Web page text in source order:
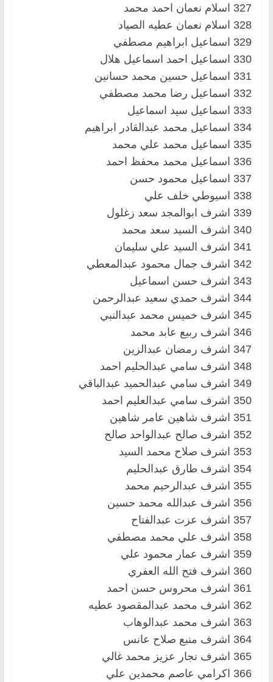
327 اسلام نعمان احمد محمد
328 اسلام نعمان عطيه الصياد
329 اسماعيل ابراهيم مصطفي
330 اسماعيل احمد اسماعيل هلال
331 اسماعيل حسين محمد حسانين
332 اسماعيل رضا محمد مصطفي
333 اسماعيل سيد اسماعيل
334 اسماعيل محمد عبدالقادر ابراهيم
335 اسماعيل محمد علي محمد
336 اسماعيل محمد محفظ احمد
337 اسماعيل محمود حسن
338 اسيوطي خلف علي
339 اشرف ابوالمجد سعد زغلول
340 اشرف السيد سعد محمد
341 اشرف السيد علي سليمان
342 اشرف جمال محمود عبدالمعطي
343 اشرف حسن اسماعيل
344 اشرف حمدي سعيد عبدالرحمن
345 اشرف خميس محمد عبدالنبي
346 اشرف ربيع عابد محمد
347 اشرف رمضان عبدالزين
348 اشرف سامي عبدالحليم احمد
349 اشرف سامي عبدالحميد عبدالباقي
350 اشرف سامي عبدالعليم احمد
351 اشرف شاهين عامر شاهين
352 اشرف صالح عبدالواحد صالح
353 اشرف صلاح محمد السيد
354 اشرف طارق عبدالحليم
355 اشرف عبدالرحيم محمد
356 اشرف عبدالله محمد حسين
357 اشرف عزت عبدالفتاح
358 اشرف علي محمد مصطفي
359 اشرف عمار محمود علي
360 اشرف فتح الله العفري
361 اشرف محروس حسن احمد
362 اشرف محمد عبدالمقصود عطيه
363 اشرف محمد عبدالوهاب
364 اشرف منبع صلاح عانس
365 اشرف نجار عزيز محمد غالي
366 اكرامي عاصم محمدين علي